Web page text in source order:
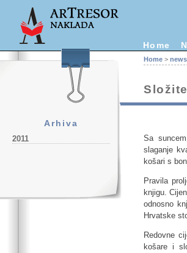
Home
Arhiva
2011
Home > news
Sa
slaganje
košari s
Pravila
knjigu.
odnosno
Hrvatske
Redovne
košare i